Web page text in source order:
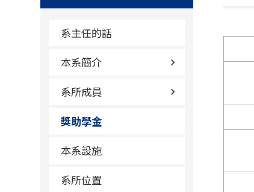
系主任的話
本系簡介
系所成員
獎助學金
本系設施
系所位置